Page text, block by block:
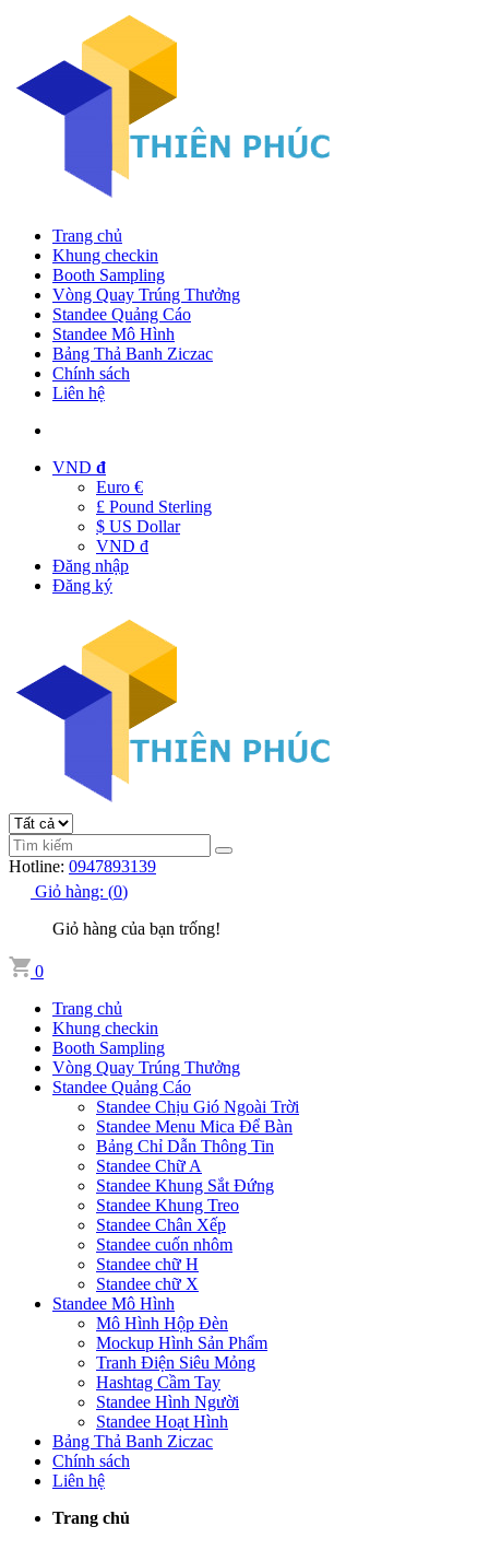
Trang chủ
Khung checkin
Booth Sampling
Vòng Quay Trúng Thưởng
Standee Quảng Cáo
Standee Mô Hình
Bảng Thả Banh Ziczac
Chính sách
Liên hệ
VND đ
Euro €
£ Pound Sterling
$ US Dollar
VND đ
Đăng nhập
Đăng ký
Hotline: 0947893139
Giỏ hàng: (0)
Giỏ hàng của bạn trống!
0
Trang chủ
Khung checkin
Booth Sampling
Vòng Quay Trúng Thưởng
Standee Quảng Cáo
Standee Chịu Gió Ngoài Trời
Standee Menu Mica Để Bàn
Bảng Chỉ Dẫn Thông Tin
Standee Chữ A
Standee Khung Sắt Đứng
Standee Khung Treo
Standee Chân Xếp
Standee cuốn nhôm
Standee chữ H
Standee chữ X
Standee Mô Hình
Mô Hình Hộp Đèn
Mockup Hình Sản Phẩm
Tranh Điện Siêu Mỏng
Hashtag Cầm Tay
Standee Hình Người
Standee Hoạt Hình
Bảng Thả Banh Ziczac
Chính sách
Liên hệ
Trang chủ